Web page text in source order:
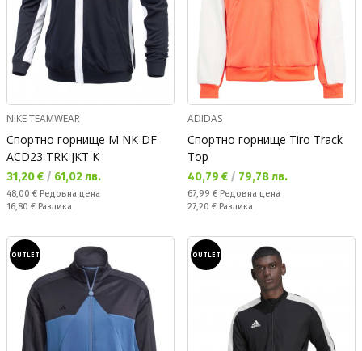
NIKE TEAMWEAR
Спортно горнище M NK DF
ACD23 TRK JKT K
Текуща цена:
31,20 € / 61,02 лв.
Редовна цена:
48,00 € Редовна цена
Спестявате:
16,80 € Разлика
ADIDAS
Спортно горнище Tiro Track
Top
Текуща цена:
40,79 € / 79,78 лв.
Редовна цена:
67,99 € Редовна цена
Спестявате:
27,20 € Разлика
OUTLET OUTLET